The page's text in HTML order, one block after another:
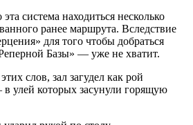
система находиться несколько
ранее маршрута. Вследствие
для того чтобы добраться
Базы» — уже не хватит.
слов, зал загудел как рой
улей которых засунули горящую